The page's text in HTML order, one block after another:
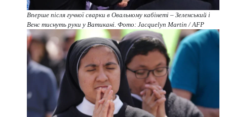
Вперше після гучної сварки в Овальному кабінеті – Зеленський і
Венс тиснуть руки у Ватикані. Фото: Jacquelyn Martin / AFP